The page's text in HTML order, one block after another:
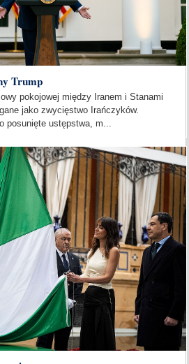
Trump
pokojowej między Iranem i Stanami
jako zwycięstwo Irańczyków.
posunięte ustępstwa, m...